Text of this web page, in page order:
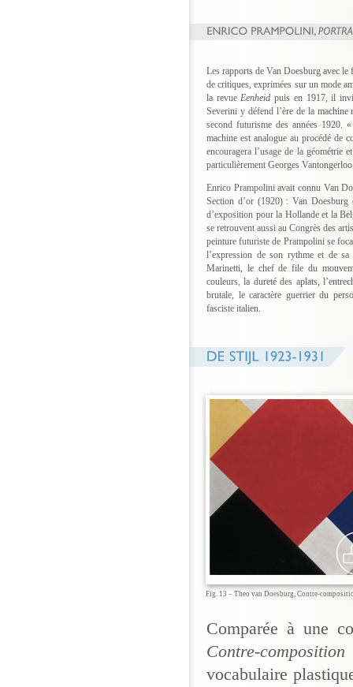
Les rapports de Van Doesburg avec
de critiques, exprimées sur un mode
la revueEenheid puis en 1917, il
Severini y défend l’ère de la machine
second futurisme des années 1920.
machine est analogue au procédé de
encouragera l’usage de la géométrie
particulièrement Georges
Enrico Prampolini avait connu Van
Section d’or (1920) : Van Doesburg
d’exposition pour la Hollande et la
se retrouvent aussi au Congrès des
peinture futuriste de Prampolini se
l’expression de son rythme et de
Marinetti, le chef de file du
couleurs, la dureté des aplats,
brutale, le caractère guerrier du
fasciste italien.
Fig. 13 – Theo van Doesburg, Contre-
Comparée à une
Contre-composition
vocabulaire